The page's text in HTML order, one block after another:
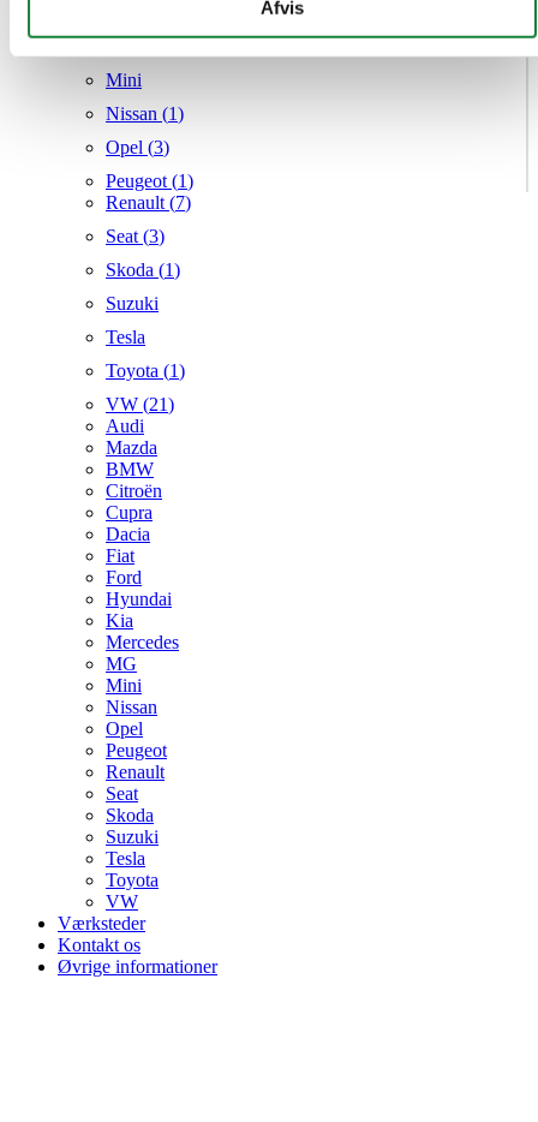
givet dem, eller som de har indsamlet fra din brug af deres
tjenester.
Afvis
Mini
Nissan (1)
Opel (3)
Peugeot (1)
Renault (7)
Seat (3)
Skoda (1)
Suzuki
Tesla
Toyota (1)
VW (21)
Audi
Mazda
BMW
Citroën
Cupra
Dacia
Fiat
Ford
Hyundai
Kia
Mercedes
MG
Mini
Nissan
Opel
Peugeot
Renault
Seat
Skoda
Suzuki
Tesla
Toyota
VW
Værksteder
Kontakt os
Øvrige informationer